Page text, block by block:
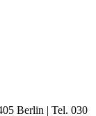
Berlin | Tel. 030